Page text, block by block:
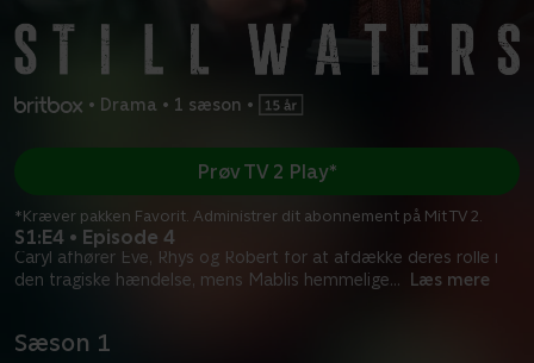
• Drama • 1 sæson •
S1:E4 • Episode 4
Caryl afhører Eve, Rhys og Robert for at afdække deres rolle i
den tragiske hændelse, mens Mablis hemmelige... Læs mere
Prøv TV 2 Play*
*Kræver pakken Favorit. Administrer dit abonnement på Mit TV 2.
Sæson 1